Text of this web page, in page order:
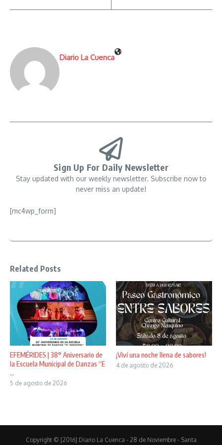
Diario La Cuenca
Sign Up For Daily Newsletter
Stay updated with our weekly newsletter. Subscribe now to
never miss an update!
[mc4wp_form]
Related Posts
EFEMÉRIDES | 38° Aniversario de
la Escuela Municipal de Danzas “E
...
5 de agosto de 2026
¡Viví una noche llena de sabores!
4 de agosto de 2026
Copyright © [2016] Diario La Cuenca - 28 de Noviembre - Santa